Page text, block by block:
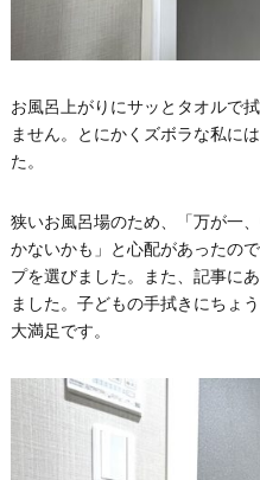
お風呂上がりにサッとタオルで
ません。とにかくズボラな私に
た。
狭いお風呂場のため、「万が一
かないかも」と心配があったの
プを選びました。また、記事に
ました。子どもの手拭きにちょ
大満足です。